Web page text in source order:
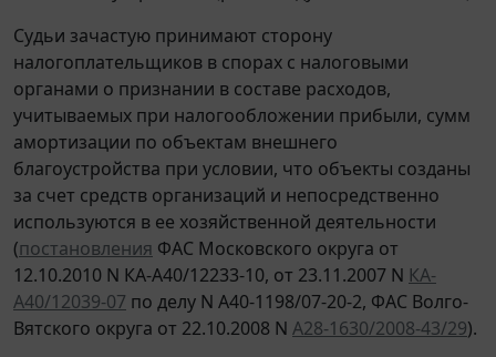
Судьи зачастую принимают сторону
налогоплательщиков в спорах с налоговыми
органами о признании в составе расходов,
учитываемых при налогообложении прибыли, сумм
амортизации по объектам внешнего
благоустройства при условии, что объекты созданы
за счет средств организаций и непосредственно
используются в ее хозяйственной деятельности
(постановления ФАС Московского округа от
12.10.2010 N КА-А40/12233-10, от 23.11.2007 N КА-
А40/12039-07 по делу N А40-1198/07-20-2, ФАС Волго-
Вятского округа от 22.10.2008 N А28-1630/2008-43/29).